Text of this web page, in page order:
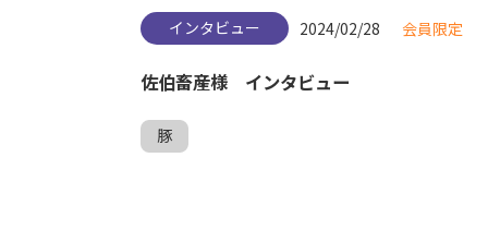
インタビュー 2024/02/28 会員限定
佐伯畜産様 インタビュー
豚